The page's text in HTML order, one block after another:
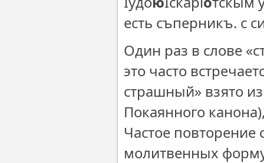
есть съперникъ. с
Один раз в слове
это часто
страшный» взято
Покаянного
Частое
молитвенных